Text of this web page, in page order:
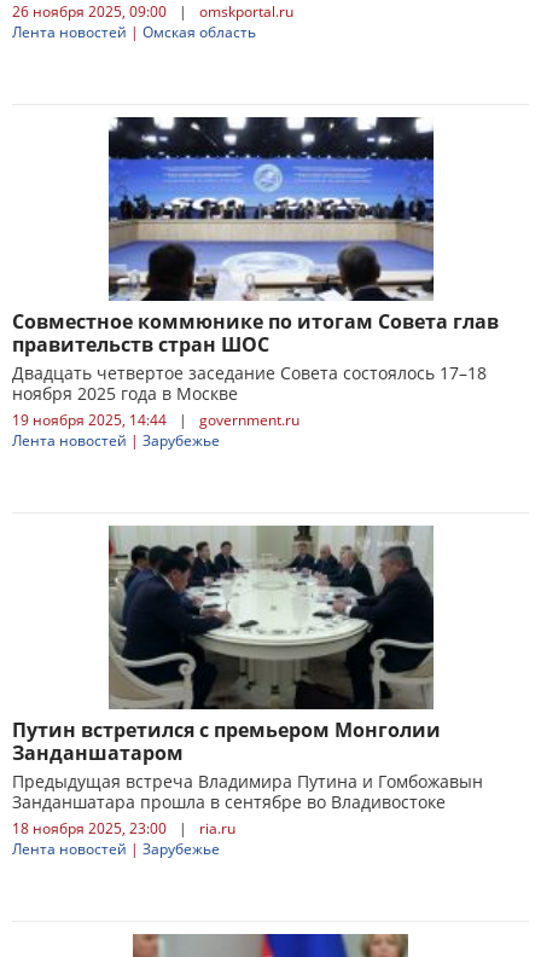
26 ноября 2025, 09:00 |
omskportal.ru
Лента новостей | Омская область
Совместное коммюнике по итогам Совета глав
правительств стран ШОС
Двадцать четвертое заседание Совета состоялось 17–18
ноября 2025 года в Москве
19 ноября 2025, 14:44 |
government.ru
Лента новостей | Зарубежье
Путин встретился с премьером Монголии
Занданшатаром
Предыдущая встреча Владимира Путина и Гомбожавын
Занданшатара прошла в сентябре во Владивостоке
18 ноября 2025, 23:00 |
ria.ru
Лента новостей | Зарубежье